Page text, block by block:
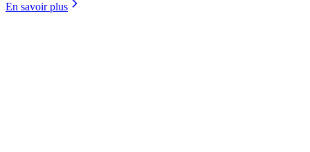
En savoir plus